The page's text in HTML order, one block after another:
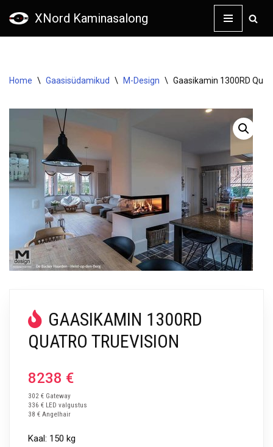
XNord Kaminasalong
Home \ Gaasisüdamikud \ M-Design \ Gaasikamin 1300RD
GAASIKAMIN 1300RD
QUATRO TRUEVISION
8238 €
302 € Gateway
336 € LED valgustus
38 € Angelhair
Kaal: 150 kg